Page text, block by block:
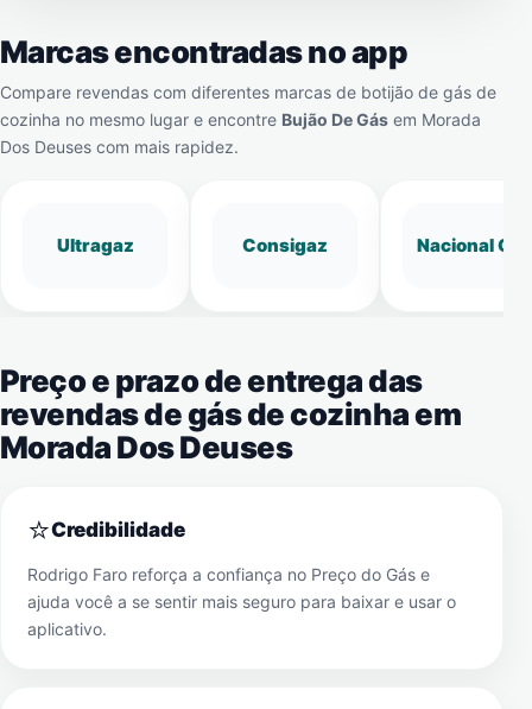
Marcas encontradas no app
Compare revendas com diferentes marcas de botijão de gás de
cozinha no mesmo lugar e encontre Bujão De Gás em Morada
Dos Deuses com mais rapidez.
Ultragaz Consigaz Nacional Gás
Preço e prazo de entrega das
revendas de gás de cozinha em
Morada Dos Deuses
⭐Credibilidade
Rodrigo Faro reforça a confiança no Preço do Gás e
ajuda você a se sentir mais seguro para baixar e usar o
aplicativo.